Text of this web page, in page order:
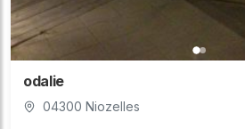
odalie
04300 Niozelles